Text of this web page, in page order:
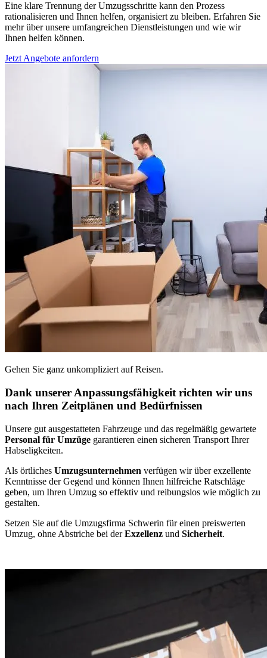
Eine klare Trennung der Umzugsschritte kann den Prozess
rationalisieren und Ihnen helfen, organisiert zu bleiben. Erfahren Sie
mehr über unsere umfangreichen Dienstleistungen und wie wir
Ihnen helfen können.
Jetzt Angebote anfordern
Gehen Sie ganz unkompliziert auf Reisen.
Dank unserer Anpassungsfähigkeit richten wir uns
nach Ihren Zeitplänen und Bedürfnissen
Unsere gut ausgestatteten Fahrzeuge und das regelmäßig gewartete
Personal für Umzüge garantieren einen sicheren Transport Ihrer
Habseligkeiten.
Als örtliches Umzugsunternehmen verfügen wir über exzellente
Kenntnisse der Gegend und können Ihnen hilfreiche Ratschläge
geben, um Ihren Umzug so effektiv und reibungslos wie möglich zu
gestalten.
Setzen Sie auf die Umzugsfirma Schwerin für einen preiswerten
Umzug, ohne Abstriche bei derExzellenz und Sicherheit.